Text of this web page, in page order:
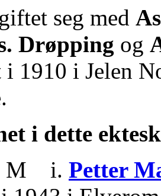
seg med
Drøpping og
1910 i Jelen
i dette
M i. Petter